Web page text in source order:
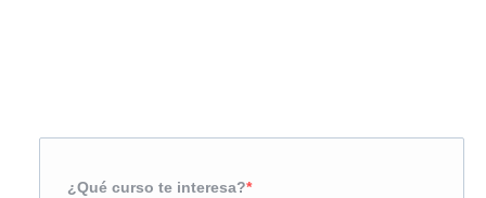
¿Qué curso te interesa?